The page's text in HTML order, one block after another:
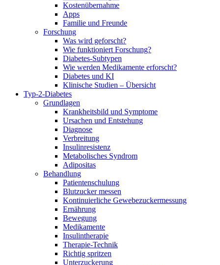
Kostenübernahme
Apps
Familie und Freunde
Forschung
Was wird geforscht?
Wie funktioniert Forschung?
Diabetes-Subtypen
Wie werden Medikamente erforscht?
Diabetes und KI
Klinische Studien – Übersicht
Typ-2-Diabetes
Grundlagen
Krankheitsbild und Symptome
Ursachen und Entstehung
Diagnose
Verbreitung
Insulinresistenz
Metabolisches Syndrom
Adipositas
Behandlung
Patientenschulung
Blutzucker messen
Kontinuierliche Gewebezuckermessung
Ernährung
Bewegung
Medikamente
Insulintherapie
Therapie-Technik
Richtig spritzen
Unterzuckerung